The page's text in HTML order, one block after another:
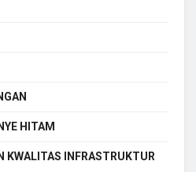
HITAM
KWALITAS INFRASTRUKTUR